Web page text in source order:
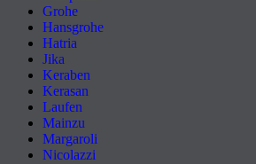
Grohe
Hansgrohe
Hatria
Jika
Keraben
Kerasan
Laufen
Mainzu
Margaroli
Nicolazzi